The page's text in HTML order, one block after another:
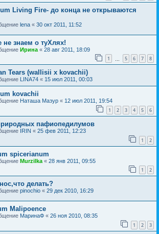
Living Fire- до конца не открываются
lena « 30 окт 2011, 11:52
знаем о туХлях!
Ирина « 28 авг 2011, 18:09
1 5 6 7 8
Tears (wallisii x kovachii)
LINA74 « 15 июл 2011, 00:03
kovachii
Наташа Мазур « 12 июл 2011, 19:54
1 2 3 4 5 6
пафиопедилумов
IRIN « 25 фев 2011, 12:23
1 2
spicerianum
Murzilka « 28 янв 2011, 09:55
1 2
делать?
pinochio « 29 дек 2010, 16:29
Malipoence
МаринаФ « 26 ноя 2010, 08:35
1 2 3